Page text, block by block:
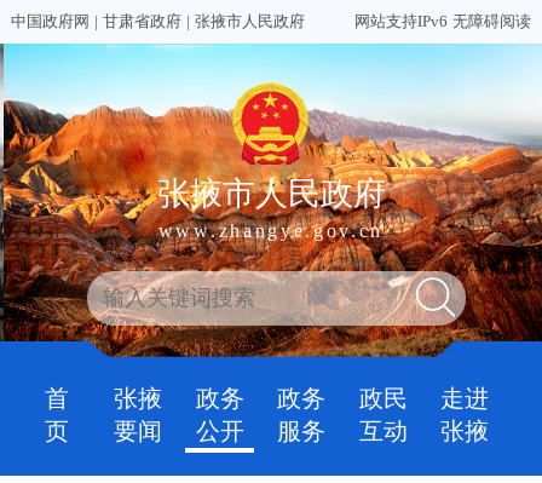
中国政府网 | 甘肃省政府 | 张掖市人民政府 网站支持IPv6 无障碍阅读
张掖市人民政府
www.zhangye.gov.cn
首
页
张掖
要闻
政务
公开
政务
服务
政民
互动
走进
张掖